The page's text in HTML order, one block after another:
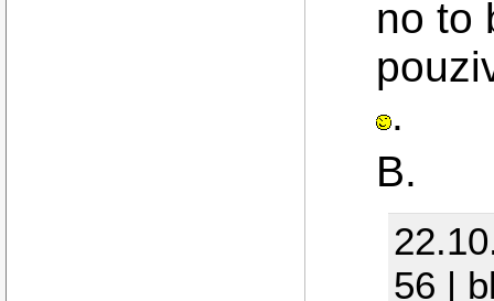
no to
.
B.
56 |